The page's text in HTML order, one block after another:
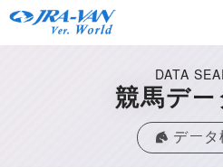
DATA
競馬デ
データ